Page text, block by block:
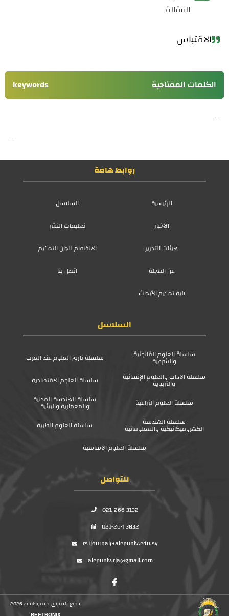
المقالة
الاقتباس
الكلمات المفتاحية keywords
--
--
روابط هامة
الرئيسية
السلاسل
الأخبار
تعليمات النشر
هيئات التحرير
الانضمام للجان التحكيم
عن المجلة
اتصل بنا
آلية تحكيم الأبحاث
السلاسل
سلسلة العلوم القانونية
والشرعية
سلسلة تاريخ العلوم عند العرب
سلسلة الآداب والعلوم الإنسانية
والتربوية
سلسلة العلوم الاقتصادية
سلسلة العلوم الزراعية
سلسلة الهندسة المدنية
والمعمارية والبيئية
سلسلة الهندسة
الكهروميكانيكية والمعلوماتية
سلسلة العلوم الطبية
سلسلة العلوم الاساسية
للتواصل
021-266 3132
021-264 3832
rs1journal@alepuniv.edu.sy
alepuniv.rja@gmail.com
جميع الحقوق محفوظة @ 2026
BEETRONIX